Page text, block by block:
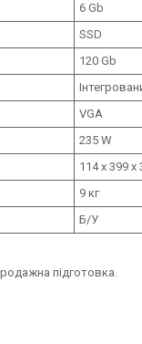
6 Gb
SSD
120 Gb
VGA
235 W
114 x 399 x
9 кг
Б/У
підготовка.